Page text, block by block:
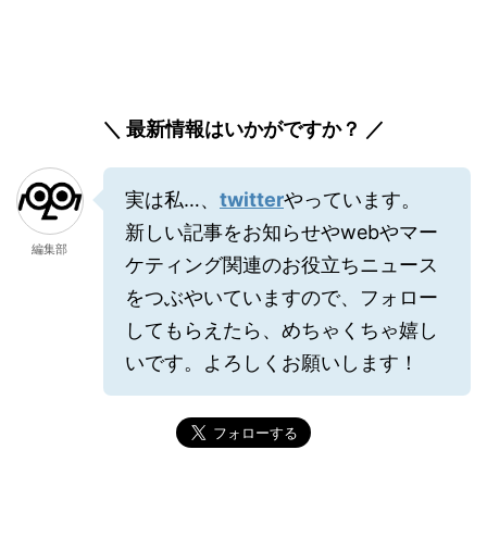
＼ 最新情報はいかがですか？ ／
編集部
実は私…、 twitterやっています。
新しい記事をお知らせやwebやマー
ケティング関連のお役立ちニュース
をつぶやいていますので、フォロー
してもらえたら、めちゃくちゃ嬉し
いです。よろしくお願いします！